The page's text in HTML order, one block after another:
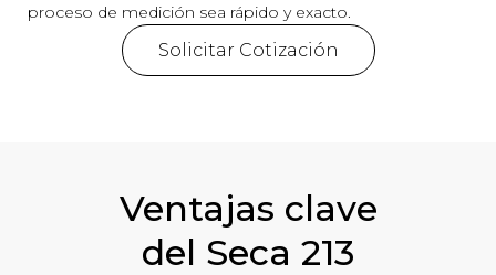
proceso de medición sea rápido y exacto.
Solicitar Cotización
Ventajas clave
del Seca 213